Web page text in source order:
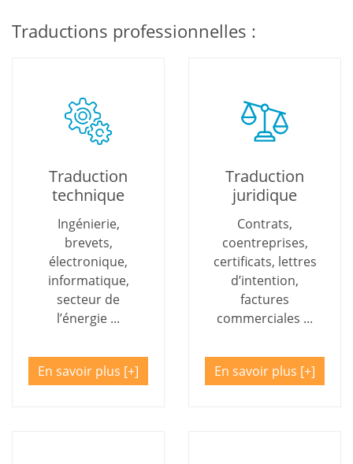
Traductions professionnelles :
Traduction
technique
Ingénierie,
brevets,
électronique,
informatique,
secteur de
l’énergie ...
En savoir plus
Traduction
juridique
Contrats,
coentreprises,
certificats, lettres
d’intention,
factures
commerciales ...
En savoir plus